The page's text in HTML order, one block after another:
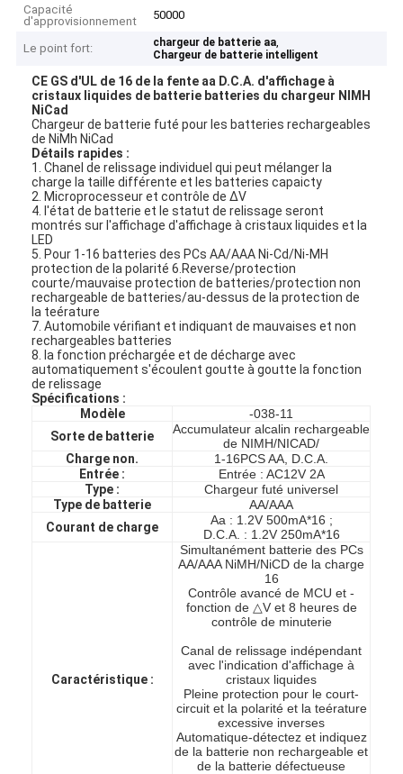
Capacité
d'approvisionnement
50000
Le point fort: chargeur de batterie aa,
Chargeur de batterie intelligent
CE GS d'UL de 16 de la fente aa D.C.A. d'affichage à
cristaux liquides de batterie batteries du chargeur NIMH
NiCad
Chargeur de batterie futé pour les batteries rechargeables
de NiMh NiCad
Détails rapides :
1. Chanel de relissage individuel qui peut mélanger la
charge la taille différente et les batteries capaicty
2. Microprocesseur et contrôle de ΔV
4. l'état de batterie et le statut de relissage seront
montrés sur l'affichage d'affichage à cristaux liquides et la
LED
5. Pour 1-16 batteries des PCs AA/AAA Ni-Cd/Ni-MH
protection de la polarité 6.Reverse/protection
courte/mauvaise protection de batteries/protection non
rechargeable de batteries/au-dessus de la protection de
la teérature
7. Automobile vérifiant et indiquant de mauvaises et non
rechargeables batteries
8. la fonction préchargée et de décharge avec
automatiquement s'écoulent goutte à goutte la fonction
de relissage
Spécifications :
Modèle
-038-11
Sorte de batterie
Accumulateur alcalin rechargeable
de NIMH/NICAD/
Charge non.
1-16PCS AA, D.C.A.
Entrée :
Entrée : AC12V 2A
Type :
Chargeur futé universel
Type de batterie
AA/AAA
Courant de charge
Aa : 1.2V 500mA*16 ;
D.C.A. : 1.2V 250mA*16
Caractéristique :
Simultanément batterie des PCs
AA/AAA NiMH/NiCD de la charge
16
Contrôle avancé de MCU et -
fonction de △V et 8 heures de
contrôle de minuterie
Canal de relissage indépendant
avec l'indication d'affichage à
cristaux liquides
Pleine protection pour le court-
circuit et la polarité et la teérature
excessive inverses
Automatique-détectez et indiquez
de la batterie non rechargeable et
de la batterie défectueuse